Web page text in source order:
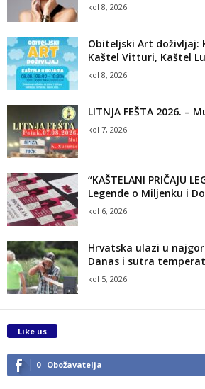
kol 8, 2026
Obiteljski Art doživljaj:
Kaštel Vitturi, Kaštel
kol 8, 2026
LITNJA FEŠTA 2026. –
kol 7, 2026
“KAŠTELANI PRIČAJU
Legende o Miljenku i
kol 6, 2026
Hrvatska ulazi u
Danas i sutra
kol 5, 2026
Like us
0 Obožavatelja